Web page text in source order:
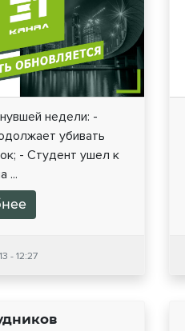
недели: -
убивать
- Студент ушел к
...
- 12:27